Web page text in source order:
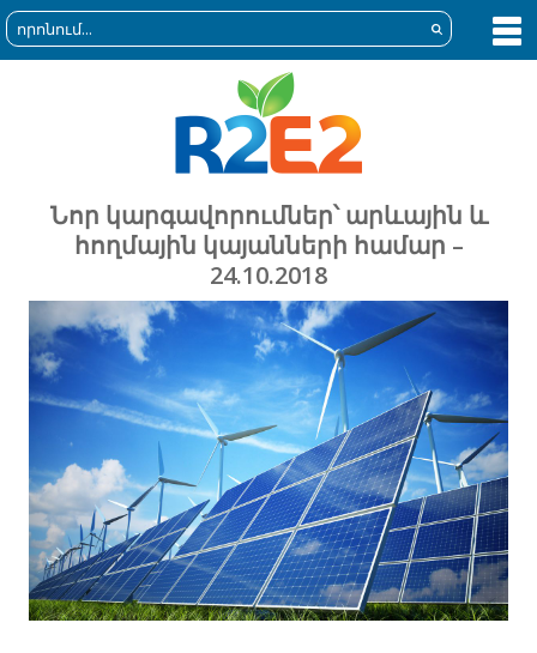
Նոր կարգավորումներ՝ արևային և
հողմային կայանների համար –
24.10.2018